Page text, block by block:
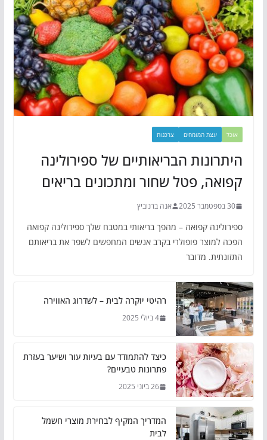
אוכל עצת המומחים צרכנות
היתרונות הבריאותיים של ספירולינה
קפואה, פטל שחור ומתכונים בריאים
30 בספטמבר 2025 אנה ברנוביץ
ספירולינה קפואה – מהפך בריאותי במטבח שלך ספירולינה קפואה
הפכה למוצר פופולרי בקרב אנשים המחפשים לשפר את בריאותם
התזונתית. מדובר
רהיטי יוקרה לבית – לשדרוג האווירה
4 ביולי 2025
כיצד להתמודד עם בעיות עור ושיער בעזרת
פתרונות טבעיים?
26 ביוני 2025
המדריך המקיף לבחירת מוצרי חשמל
לבית